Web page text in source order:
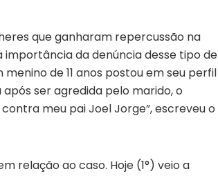
que ganharam repercussão na
da denúncia desse tipo de
de 11 anos postou em seu perfil
ser agredida pelo marido, o
meu pai Joel Jorge”, escreveu o
relação ao caso. Hoje (1°) veio a